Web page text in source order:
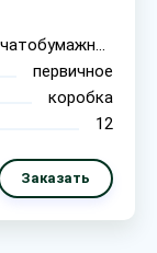
хлопчатобумажная ткань
первичное
коробка
12
Заказать